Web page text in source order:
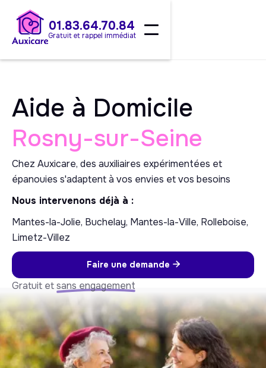
01.83.64.70.84
Gratuit et rappel immédiat
Aide à Domicile
Rosny-sur-Seine
Chez Auxicare, des auxiliaires expérimentées et
épanouies s'adaptent à vos envies et vos besoins
Nous intervenons déjà à :
Mantes-la-Jolie, Buchelay, Mantes-la-Ville, Rolleboise,
Limetz-Villez
Faire une demande 
Gratuit etsans engagement